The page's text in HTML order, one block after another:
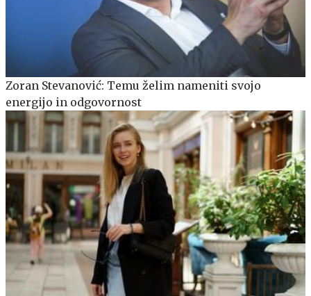
Zoran Stevanović: Temu želim nameniti svojo
energijo in odgovornost